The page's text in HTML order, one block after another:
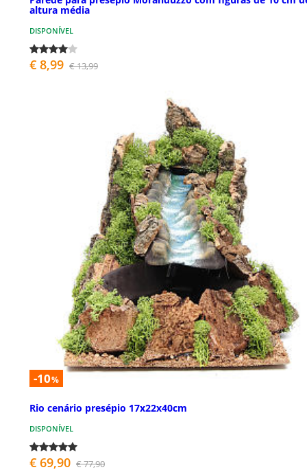
altura média
DISPONÍVEL
€ 8,99 € 13,99
-10%
Rio cenário presépio 17x22x40cm
DISPONÍVEL
€ 69,90 € 77,90